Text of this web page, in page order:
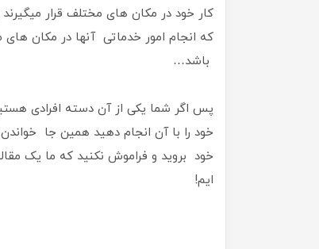
کار خود در مکان های مختلف قرار
که انجام امور خدماتی آنها در مکان
باشد…
پس اگر شما یکی از آن دسته افرادی
خود را با آن انجام دهید همین جا
خود بروید و فراموش نکنید که ما یک
ایم!